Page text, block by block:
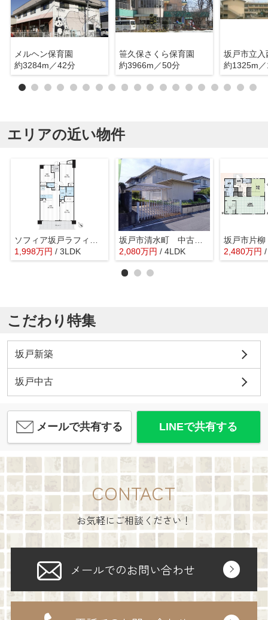
メルヘン保育園
約3284m／42分
笹久保さくら保育園
約3966m／50分
坂戸市立入
約1325m
エリアの近い物件
1,998万円 / 3LDK
坂戸市清水町 中古戸建
2,080万円 / 4LDK
坂戸市片
2,480万円
こだわり特集
坂戸新築
坂戸中古
メールで共有する LINEで共有する
CONTACT
お気軽にご相談ください！
メールでのお問い合わせ